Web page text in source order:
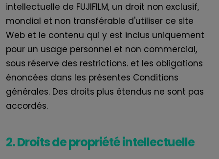
intellectuelle de FUJIFILM, un droit non exclusif,
mondial et non transférable d'utiliser ce site
Web et le contenu qui y est inclus uniquement
pour un usage personnel et non commercial,
sous réserve des restrictions. et les obligations
énoncées dans les présentes Conditions
générales. Des droits plus étendus ne sont pas
accordés.
2. Droits de propriété intellectuelle